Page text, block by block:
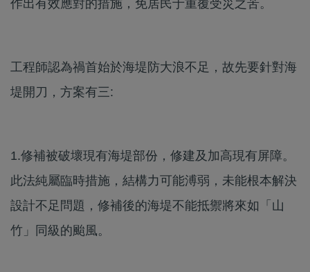
作出有效應對的措施，免居民于重覆受災之苦。
工程師認為禍首始於海堤防大浪不足，故先要針對海
堤開刀，方案有三:
1.修補被破壞現有海堤部份，修建及加高現有屏障。
此法純屬臨時措施，結構力可能溥弱，未能根本解決
設計不足問題，修補後的海堤不能抵禦將來如「山
竹」同級的颱風。